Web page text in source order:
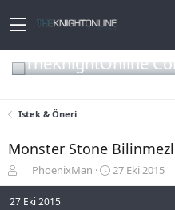
TheKnightOnline
Istek & Öneri
Monster Stone
o
n
PhoenixMan
B
a
27 Eki 2015
27 Eki 2015